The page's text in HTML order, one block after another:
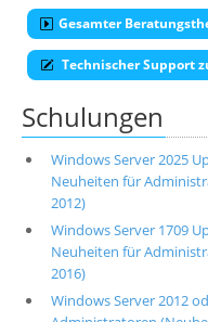
Gesamter
Technischer Support
Schulungen
Windows Server 2025
Neuheiten für
2012)
Windows Server 1709
Neuheiten für
2016)
Windows Server 2012